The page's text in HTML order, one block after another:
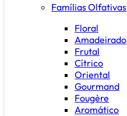
Famílias Olfativas
Floral
Amadeirado
Frutal
Cítrico
Oriental
Gourmand
Fougère
Aromático